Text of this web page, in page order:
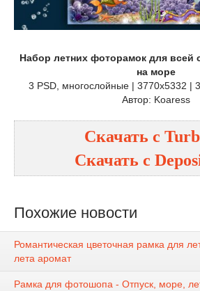
Набор летних фоторамок для всей
на море
3 PSD, многослойные | 3770x5332 |
Автор: Koaress
Скачать с
Скачать с
Похожие новости
Романтическая цветочная рамка для
лета аромат
Рамка для фотошопа - Отпуск, море,